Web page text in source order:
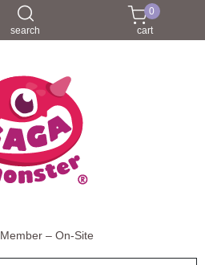
search
0
cart
Member – On-Site